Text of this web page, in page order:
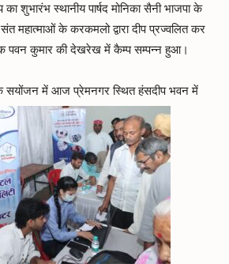
शुभारंभ स्थानीय पार्षद मोनिका सैनी भाजपा के
महात्माओं के करकमलो द्वारा दीप प्रज्वलित कर
पवन कुमार की देखरेख में कैम्प सम्पन्न हुआ।
के सयोंजन में आज प्रेमनगर स्थित हंसदीप भवन में